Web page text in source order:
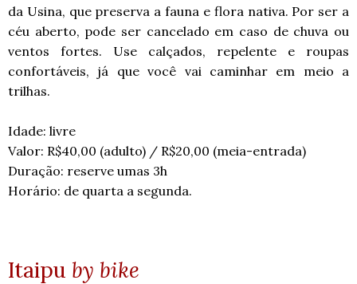
da Usina, que preserva a fauna e flora nativa. Por ser a
céu aberto, pode ser cancelado em caso de chuva ou
ventos fortes. Use calçados, repelente e roupas
confortáveis, já que você vai caminhar em meio a
trilhas.
Idade: livre
Valor: R$40,00 (adulto) / R$20,00 (meia-entrada)
Duração: reserve umas 3h
Horário: de quarta a segunda.
Itaipu by bike